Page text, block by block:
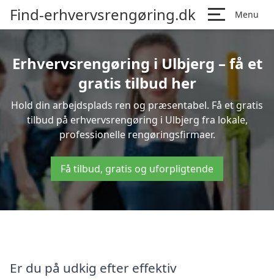
Find-erhvervsrengøring.dk Menu
Erhvervsrengøring i Ulbjerg – få et
gratis tilbud her
Hold din arbejdsplads ren og præsentabel. Få et gratis
tilbud på erhvervsrengøring i Ulbjerg fra lokale,
professionelle rengøringsfirmaer.
Få tilbud, gratis og uforpligtende
Er du på udkig efter effektiv